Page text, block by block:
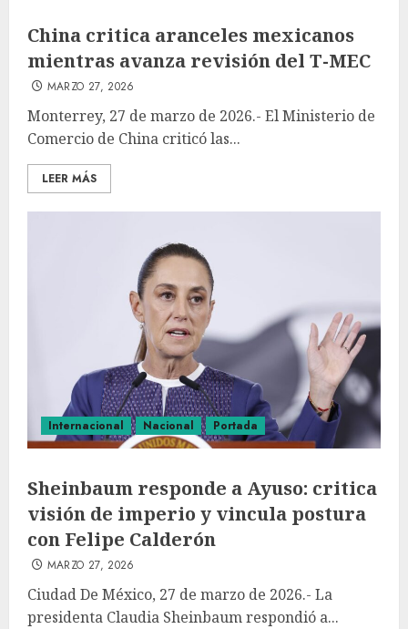
China critica aranceles mexicanos
mientras avanza revisión del T-MEC
MARZO 27, 2026
Monterrey, 27 de marzo de 2026.- El Ministerio de
Comercio de China criticó las...
LEER MÁS
Internacional Nacional Portada
Sheinbaum responde a Ayuso: critica
visión de imperio y vincula postura
con Felipe Calderón
MARZO 27, 2026
Ciudad De México, 27 de marzo de 2026.- La
presidenta Claudia Sheinbaum respondió a...